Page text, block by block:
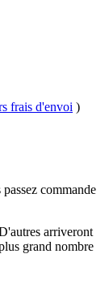
frais d'envoi )
passez commande
arriveront
grand nombre